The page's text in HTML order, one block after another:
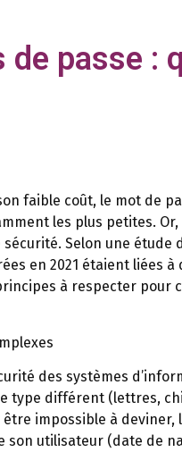
de passe :
faible coût, le mot de
les plus petites. Or,
Selon une étude
en 2021 étaient liées
à respecter pour
des systèmes
type différent (lettres,
impossible à
son utilisateur (date de